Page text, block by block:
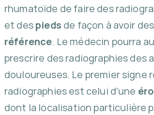
rhumatoïde de faire des
et despieds de façon à avoir des
référence. Le médecin pourra
prescrire des radiographies des
douloureuses. Le premier signe
radiographies est celui d’une
dont la localisation particulière